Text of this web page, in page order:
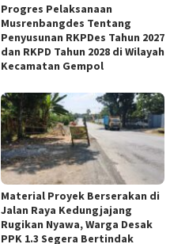
Progres Pelaksanaan
Musrenbangdes Tentang
Penyusunan RKPDes Tahun 2027
dan RKPD Tahun 2028 di Wilayah
Kecamatan Gempol
Material Proyek Berserakan di
Jalan Raya Kedungjajang
Rugikan Nyawa, Warga Desak
PPK 1.3 Segera Bertindak